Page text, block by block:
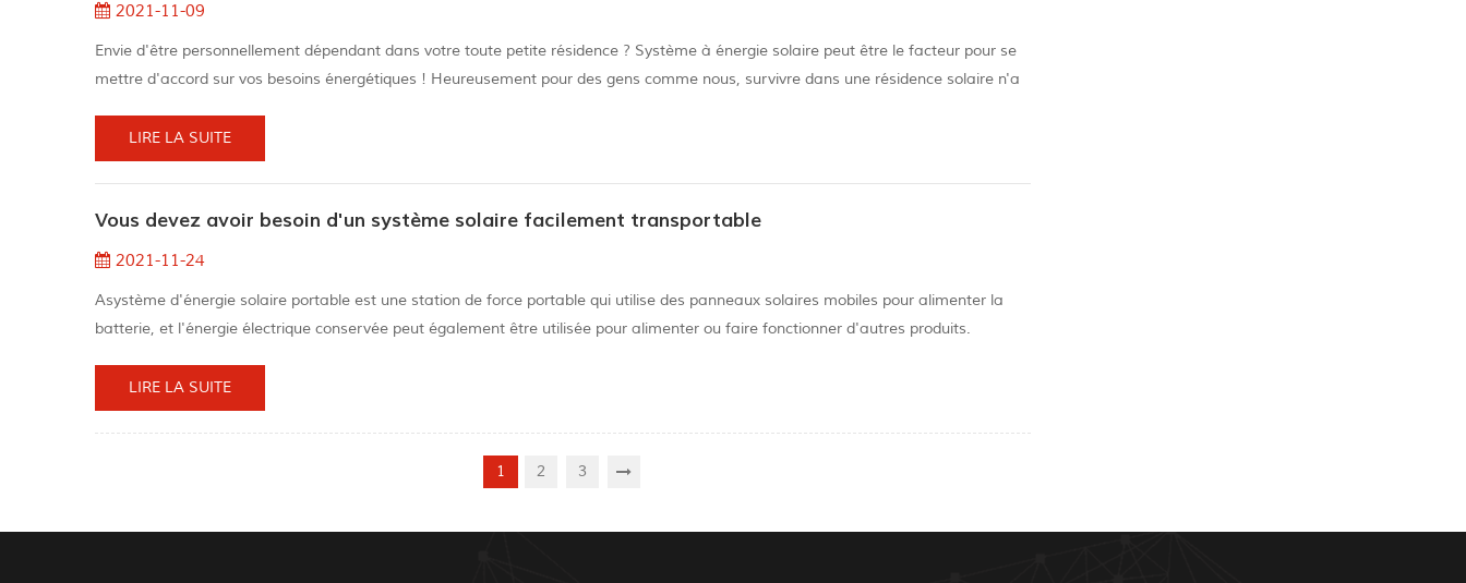
2021-11-09
Envie d'être personnellement dépendant dans votre toute petite résidence ? Système à énergie solaire peut être le facteur pour se
mettre d'accord sur vos besoins énergétiques ! Heureusement pour des gens comme nous, survivre dans une résidence solaire n'a
largement access...
LIRE LA SUITE
Vous devez avoir besoin d'un système solaire facilement transportable
2021-11-24
Asystème d'énergie solaire portable est une station de force portable qui utilise des panneaux solaires mobiles pour alimenter la
batterie, et l'énergie électrique conservée peut également être utilisée pour alimenter ou faire fonctionner d'autres produits.
croissantes, de nivea...
LIRE LA SUITE
1 2 3